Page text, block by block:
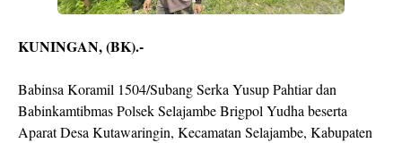
KUNINGAN, (BK).-
Babinsa Koramil 1504/Subang Serka Yusup Pahtiar dan
Babinkamtibmas Polsek Selajambe Brigpol Yudha beserta
Aparat Desa Kutawaringin, Kecamatan Selajambe, Kabupaten